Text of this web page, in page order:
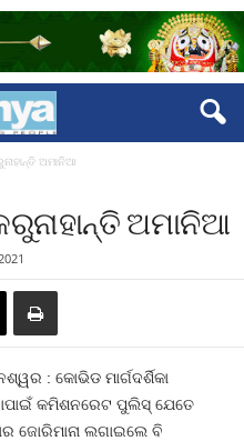
ଅମାନିଆ
ଅମାନିଆ
: କୋଭିଡ ମାର୍ଗଦର୍ଶିକା
କମିଶନରେଟ ପୁଲିସ୍‍ ଯେତେ
ଜୋରିମାନା ଲଗାଇଲେ ବି